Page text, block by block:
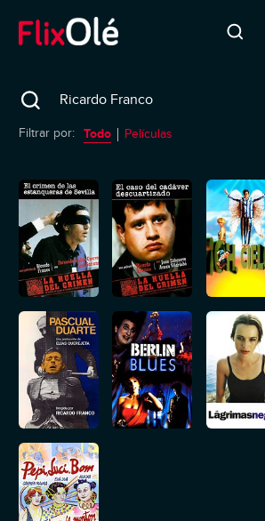
Search
Filtrar por: Todo Películas